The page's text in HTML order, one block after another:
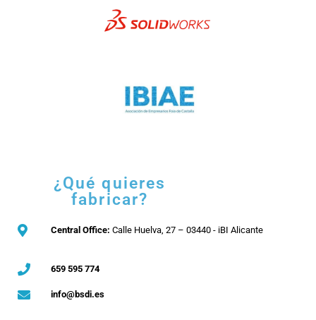
¿Qué quieres
fabricar?
Central Office: Calle Huelva, 27 – 03440 - iBI Alicante
659 595 774
info@bsdi.es